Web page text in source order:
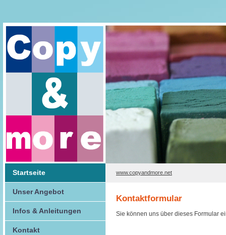
Startseite
Unser Angebot
Infos & Anleitungen
Kontakt
www.copyandmore.net
Kontaktformular
Sie können uns über dieses Formular